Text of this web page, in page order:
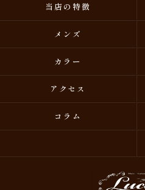
当店の特徴
メンズ
カラー
アクセス
コラム